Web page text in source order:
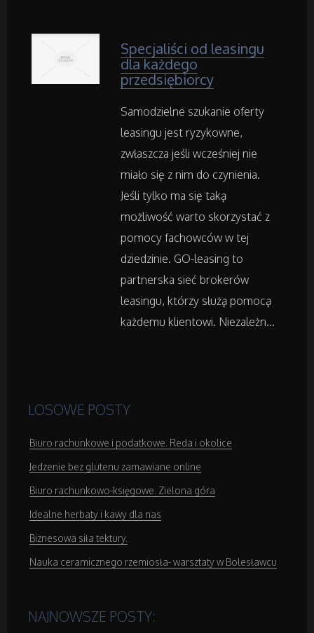
Weterynaryjne, Hodowla Zwierząt
Serwis
Opieka
Inne Usługi
Noclegi
Hotele i Noclegi
Kosmetyki
Sprzęt Medyczny
Specjaliści od leasingu
dla każdego
przedsiębiorcy
Samodzielne szukanie oferty
leasingu jest ryzykowne,
zwłaszcza jeśli wcześniej nie
miało się z nim do czynienia.
Jeśli tylko ma się taką
możliwość warto skorzystać z
pomocy fachowców w tej
dziedzinie. GO-leasing to
partnerska sieć brokerów
leasingu, którzy służą pomocą
każdemu klientowi. Niezależn...
LOSOWE POSTY
Biuro rachunkowe i podatkowe. Reda i okolice
Jedzenie bez glutenu zamawiane online
Biuro rachunkowo-księgowe. Zielona góra
Idealne herbaty i kawy dla nas
Biznesowa siła tektury.
Nauka ceramicznego rzemiosła- warsztaty w Bolesławcu
NAJNOWSZE POSTY: